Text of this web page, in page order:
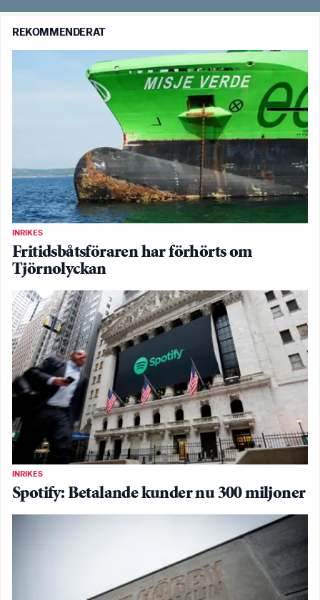
REKOMMENDERAT
INRIKES
Fritidsbåtsföraren har förhörts om
Tjörnolyckan
INRIKES
Spotify: Betalande kunder nu 300 miljoner